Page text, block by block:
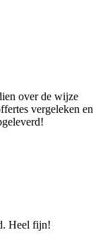
over de wijze
vergeleken en
Heel fijn!